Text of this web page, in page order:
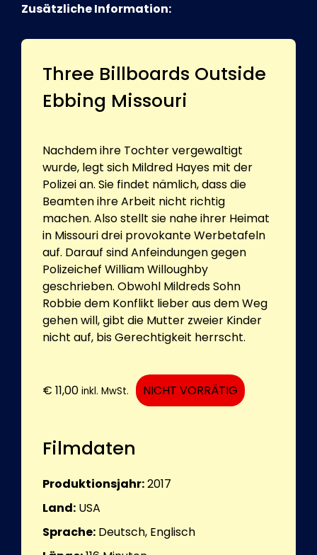
Zusätzliche Information:
Three Billboards Outside
Ebbing Missouri
Nachdem ihre Tochter vergewaltigt
wurde, legt sich Mildred Hayes mit der
Polizei an. Sie findet nämlich, dass die
Beamten ihre Arbeit nicht richtig
machen. Also stellt sie nahe ihrer Heimat
in Missouri drei provokante Werbetafeln
auf. Darauf sind Anfeindungen gegen
Polizeichef William Willoughby
geschrieben. Obwohl Mildreds Sohn
Robbie dem Konflikt lieber aus dem Weg
gehen will, gibt die Mutter zweier Kinder
nicht auf, bis Gerechtigkeit herrscht.
€ 11,00 inkl. MwSt. NICHT VORRÄTIG
Filmdaten
Produktionsjahr:2017
Land: USA
Sprache: Deutsch, Englisch